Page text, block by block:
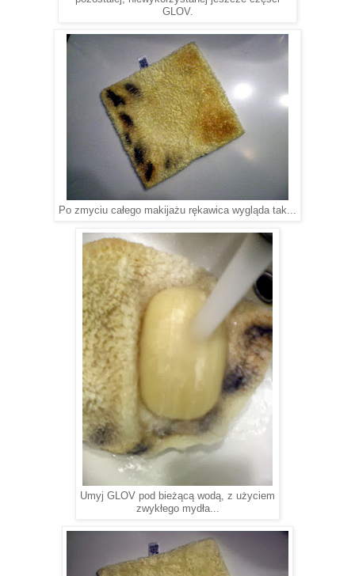
GLOV.
Po zmyciu całego makijażu rękawica wygląda tak...
Umyj GLOV pod bieżącą wodą, z użyciem
zwykłego mydła...